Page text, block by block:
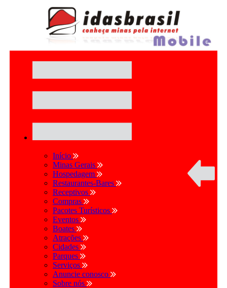
Início
Minas Gerais
Hospedagem
Restaurantes-Bares
Receptivos
Compras
Pacotes Turísticos
Eventos
Boates
Atrações
Cidades
Parques
Serviços
Anuncie conosco
Sobre nós